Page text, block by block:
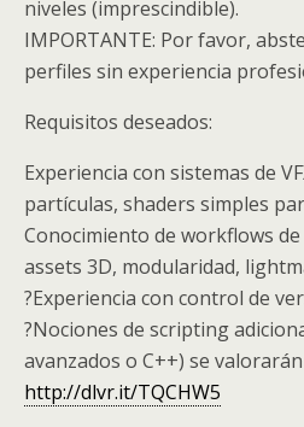
niveles (imprescindible).
IMPORTANTE: Por favor,
perfiles sin experiencia
Requisitos deseados:
Experiencia con sistemas de
partículas, shaders simples
Conocimiento de workflows
assets 3D, modularidad,
?Experiencia con control de
?Nociones de scripting
avanzados o C++) se
http://dlvr.it/TQCHW5